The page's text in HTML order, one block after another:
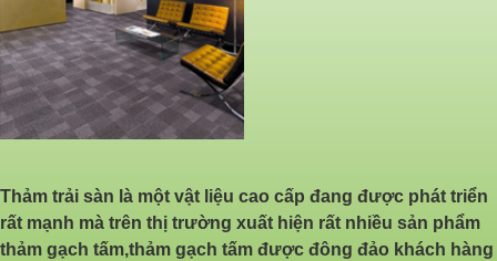
Thảm trải sàn là một vật liệu cao cấp đang được phát triển
rất mạnh mà trên thị trường xuất hiện rất nhiều sản phẩm
thảm gạch tấm,thảm gạch tấm được đông đảo khách hàng